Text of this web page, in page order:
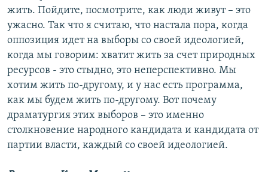
жить. Пойдите, посмотрите, как люди живут – это
ужасно. Так что я считаю, что настала пора, когда
оппозиция идет на выборы со своей идеологией,
когда мы говорим: хватит жить за счет природных
ресурсов - это стыдно, это неперспективно. Мы
хотим жить по-другому, и у нас есть программа,
как мы будем жить по-другому. Вот почему
драматургия этих выборов – это именно
столкновение народного кандидата и кандидата от
партии власти, каждый со своей идеологией.